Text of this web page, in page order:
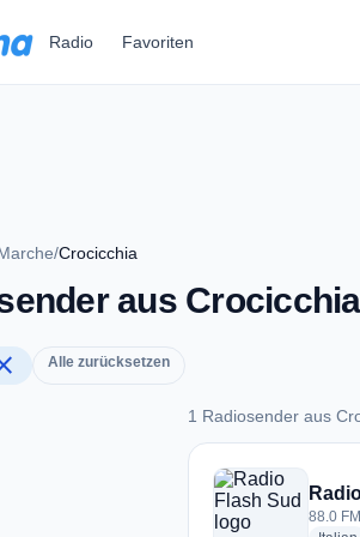
Radio Favoriten
/Crocicchia
aus Crocicchia
Alle zurücksetzen
1 Radiosender aus
1 Radiosender aus
88.0